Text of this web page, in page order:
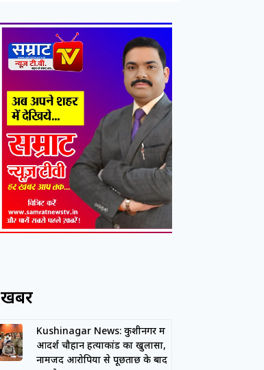
Kushinagar News: कुशीनगर में
आदर्श चौहान हत्याकांड का खुलासा,
नामजद आरोपियों से पूछताछ के बाद